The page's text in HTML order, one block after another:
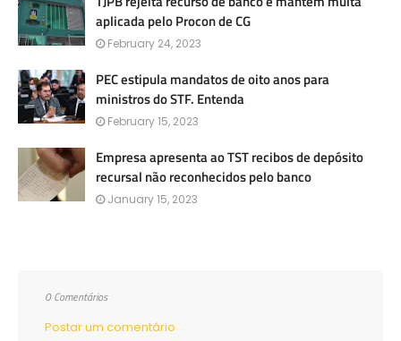
aplicada pelo Procon de CG
February 24, 2023
PEC estipula mandatos de oito anos para
ministros do STF. Entenda
February 15, 2023
Empresa apresenta ao TST recibos de depósito
recursal não reconhecidos pelo banco
January 15, 2023
0 Comentários
Postar um comentário